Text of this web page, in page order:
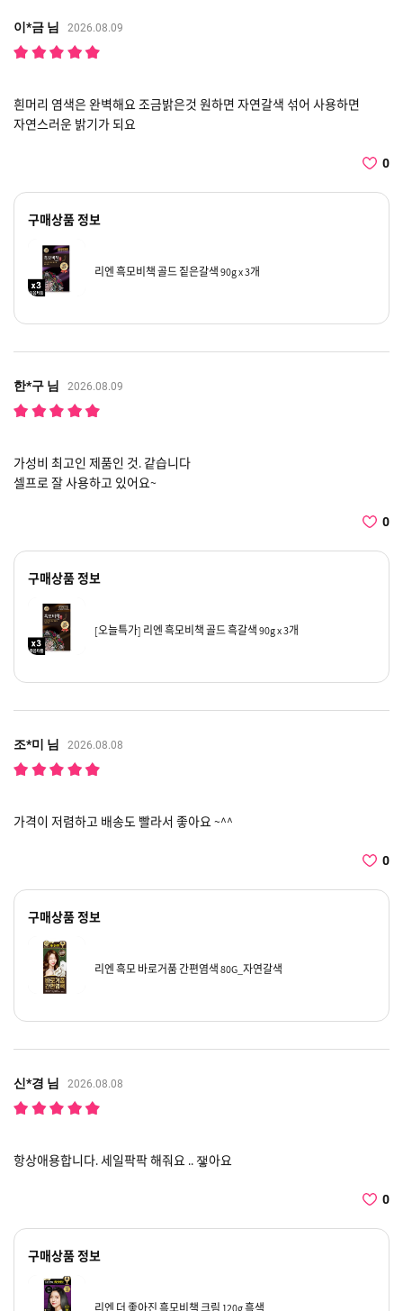
이*금 님 2026.08.09
흰머리 염색은 완벽해요 조금밝은것 원하면 자연갈색 섞어 사용하면
자연스러운 밝기가 되요
0
구매상품 정보
리엔 흑모비책 골드 짙은갈색 90g x 3개
한*구 님 2026.08.09
가성비 최고인 제품인 것. 같습니다
셀프로 잘 사용하고 있어요~
0
구매상품 정보
[오늘특가] 리엔 흑모비책 골드 흑갈색 90g x 3개
조*미 님 2026.08.08
가격이 저렴하고 배송도 빨라서 좋아요 ~^^
0
구매상품 정보
리엔 흑모 바로거품 간편염색 80G_자연갈색
신*경 님 2026.08.08
항상애용합니다. 세일팍팍 해줘요 .. 쟇아요
0
구매상품 정보
리엔 더 좋아진 흑모비책 크림 120g 흑색